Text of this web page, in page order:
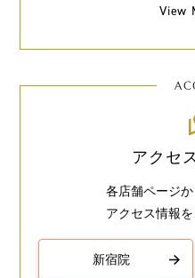
View
アクセ
各店舗ページ
アクセス情報
新宿院